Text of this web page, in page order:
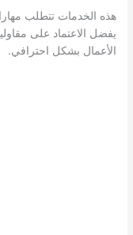
هذه الخدمات تتطلب
يفضل الاعتماد على
الأعمال بشكل احترافي.